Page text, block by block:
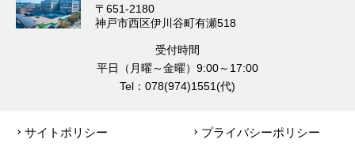
〒651-2180
神戸市西区伊川谷町有瀬518
受付時間
平日（月曜～金曜）9:00～17:00
Tel：078(974)1551(代)
サイトポリシー プライバシーポリシー